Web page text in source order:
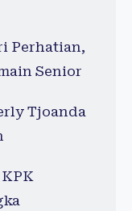
Perhatian,
Senior
Tjoanda